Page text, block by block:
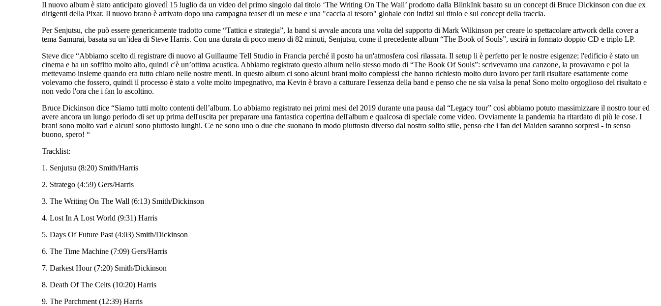
Il nuovo album è stato anticipato giovedì 15 luglio da un video del primo singolo dal titolo ‘The Writing On The Wall’ prodotto dalla BlinkInk basato su un concept di Bruce Dickinson con due ex
dirigenti della Pixar. Il nuovo brano è arrivato dopo una campagna teaser di un mese e una "caccia al tesoro" globale con indizi sul titolo e sul concept della traccia.
Per Senjutsu, che può essere genericamente tradotto come “Tattica e strategia”, la band si avvale ancora una volta del supporto di Mark Wilkinson per creare lo spettacolare artwork della cover a
tema Samurai, basata su un’idea di Steve Harris. Con una durata di poco meno di 82 minuti, Senjutsu, come il precedente album “The Book of Souls”, uscirà in formato doppio CD e triplo LP.
Steve dice “Abbiamo scelto di registrare di nuovo al Guillaume Tell Studio in Francia perché il posto ha un'atmosfera così rilassata. Il setup li è perfetto per le nostre esigenze; l'edificio è stato un
cinema e ha un soffitto molto alto, quindi c'è un’ottima acustica. Abbiamo registrato questo album nello stesso modo di “The Book Of Souls”: scrivevamo una canzone, la provavamo e poi la
mettevamo insieme quando era tutto chiaro nelle nostre menti. In questo album ci sono alcuni brani molto complessi che hanno richiesto molto duro lavoro per farli risultare esattamente come
volevamo che fossero, quindi il processo è stato a volte molto impegnativo, ma Kevin è bravo a catturare l'essenza della band e penso che ne sia valsa la pena! Sono molto orgoglioso del risultato e
non vedo l'ora che i fan lo ascoltino.
Bruce Dickinson dice “Siamo tutti molto contenti dell’album. Lo abbiamo registrato nei primi mesi del 2019 durante una pausa dal “Legacy tour” così abbiamo potuto massimizzare il nostro tour ed
avere ancora un lungo periodo di set up prima dell'uscita per preparare una fantastica copertina dell'album e qualcosa di speciale come video. Ovviamente la pandemia ha ritardato di più le cose. I
brani sono molto vari e alcuni sono piuttosto lunghi. Ce ne sono uno o due che suonano in modo piuttosto diverso dal nostro solito stile, penso che i fan dei Maiden saranno sorpresi - in senso
buono, spero! “
Tracklist:
1. Senjutsu (8:20) Smith/Harris
2. Stratego (4:59) Gers/Harris
3. The Writing On The Wall (6:13) Smith/Dickinson
4. Lost In A Lost World (9:31) Harris
5. Days Of Future Past (4:03) Smith/Dickinson
6. The Time Machine (7:09) Gers/Harris
7. Darkest Hour (7:20) Smith/Dickinson
8. Death Of The Celts (10:20) Harris
9. The Parchment (12:39) Harris